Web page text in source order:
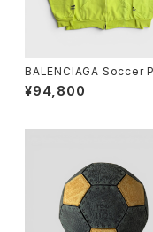
BALENCIAGA Soccer
Zip-Up Hoodie Yellow
¥94,800